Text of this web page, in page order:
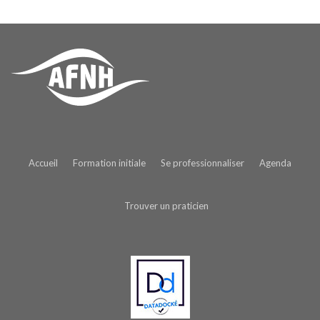
Accueil Formation initiale Se professionnaliser Agenda
Trouver un praticien